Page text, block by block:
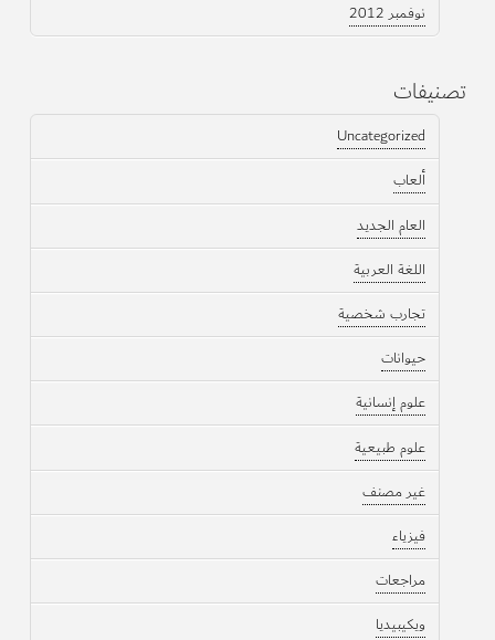
نوفمبر 2012
تصنيفات
Uncategorized
ألعاب
العام الجديد
اللغة العربية
تجارب شخصية
حيوانات
علوم إنسانية
علوم طبيعية
غير مصنف
فيزياء
مراجعات
ويكيبيديا